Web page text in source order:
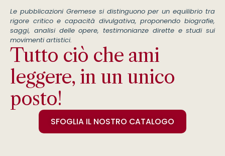
Le pubblicazioni Gremese si distinguono per un equilibrio tra
rigore critico e capacità divulgativa, proponendo biografie,
saggi, analisi delle opere, testimonianze dirette e studi sui
movimenti artistici.
Tutto ciò che ami
leggere, in un unico
posto!
SFOGLIA IL NOSTRO CATALOGO